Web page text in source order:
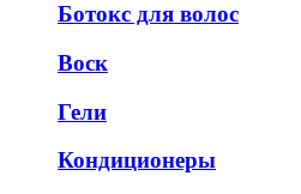
Ботокс для волос
Воск
Гели
Кондиционеры